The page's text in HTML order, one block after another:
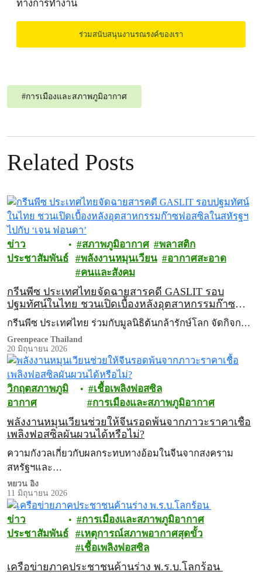
ทางการทำงาน
ร่วมสนับสนุนงานรณรงค์ของเรา
#การเมืองและสภาพภูมิอากาศ
Related Posts
ข่าว
ประชาสัมพันธ์
สภาพภูมิอากาศ
พลาสติก
พลังงานหมุนเวียน
อากาศสะอาด
คนและสังคม
กรีนพีซ ประเทศไทยจัดฉายสารคดี GASLIT รอบ
ปฐมทัศน์ในไทย ชวนเปิดเบื้องหลังอุตสาหกรรมก๊าซ
ฟอสซิลในสหัรฐฯ ไปกับ ‘เจน ฟอนดา’
กรีนพีซ ประเทศไทย ร่วมกับมูลนิธิต้นกล้ารักษ์โลก จัดกิจก…
Greenpeace Thailand
20 มิถุนายน 2026
วิกฤตสภาพภูมิ
อากาศ
เชื้อเพลิงฟอสซิล
การเมืองและสภาพภูมิอากาศ
พลังงานหมุนเวียนช่วยให้จีนรอดพ้นจากภาวะราคาเชื้อ
เพลิงฟอสซิลผันผวนได้หรือไม่?
ความกังวลเกี่ยวกับผลกระทบทางอ้อมในจีนจากสงคราม
สหรัฐฯและ…
หยวน อิง
11 มิถุนายน 2026
ข่าว
ประชาสัมพันธ์
การเมืองและสภาพภูมิอากาศ
เหตุการณ์สภาพอากาศสุดขั้ว
เชื้อเพลิงฟอสซิล
เครือข่ายภาคประชาชนค้านร่าง พ.ร.บ.โลกร้อน